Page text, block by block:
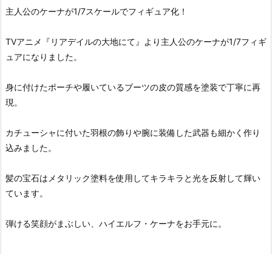
主人公のケーナが1/7スケールでフィギュア化！
TVアニメ『リアデイルの大地にて』より主人公のケーナが1/7フィギ
ュアになりました。
身に付けたポーチや履いているブーツの皮の質感を塗装で丁寧に再
現。
カチューシャに付いた羽根の飾りや腕に装備した武器も細かく作り
込みました。
髪の宝石はメタリック塗料を使用してキラキラと光を反射して輝い
ています。
弾ける笑顔がまぶしい、ハイエルフ・ケーナをお手元に。